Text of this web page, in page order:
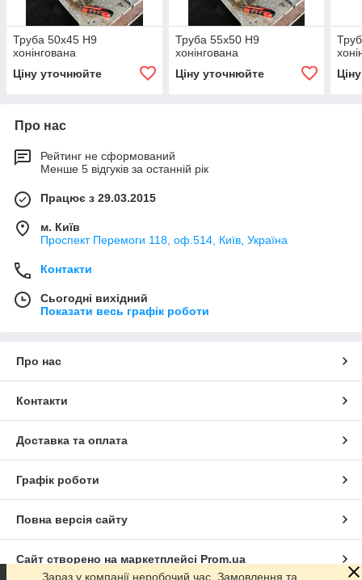
Труба 50х45 H9
хонінгована
Ціну уточнюйте
Труба 55х50 H9
хонінгована
Ціну уточнюйте
Про нас
Рейтинг не сформований
Менше 5 відгуків за останній рік
Працює з 29.03.2015
м. Київ
Проспект Перемоги 118, оф.514, Київ, Україна
Контакти
Сьогодні вихідний
Показати весь графік роботи
Про нас
Контакти
Доставка та оплата
Графік роботи
Повна версія сайту
Сайт створено на маркетплейсі Prom.ua
Зараз у компанії неробочий час. Замовлення та